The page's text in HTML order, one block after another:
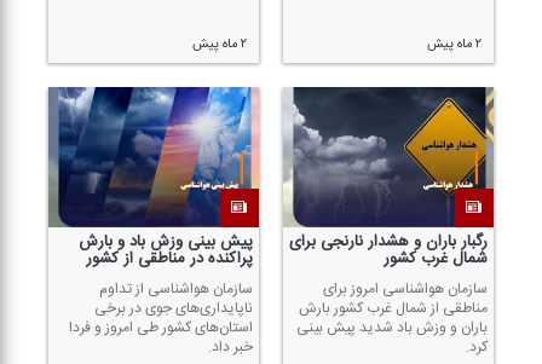
۲ ماه پیش ۲ ماه پیش
رگبار باران و هشدار نارنجی برای
شمال غرب كشور
سازمان هواشناسی امروز برای
مناطقی از شمال غرب كشور بارش
باران و وزش باد شدید پیش بینی
كرد.
پیش بینی وزش باد و بارش
پراكنده در مناطقی از كشور
سازمان هواشناسی از تداوم
ناپایداری‌های جوی در برخی
استان‌های كشور طی امروز و فردا
خبر داد.